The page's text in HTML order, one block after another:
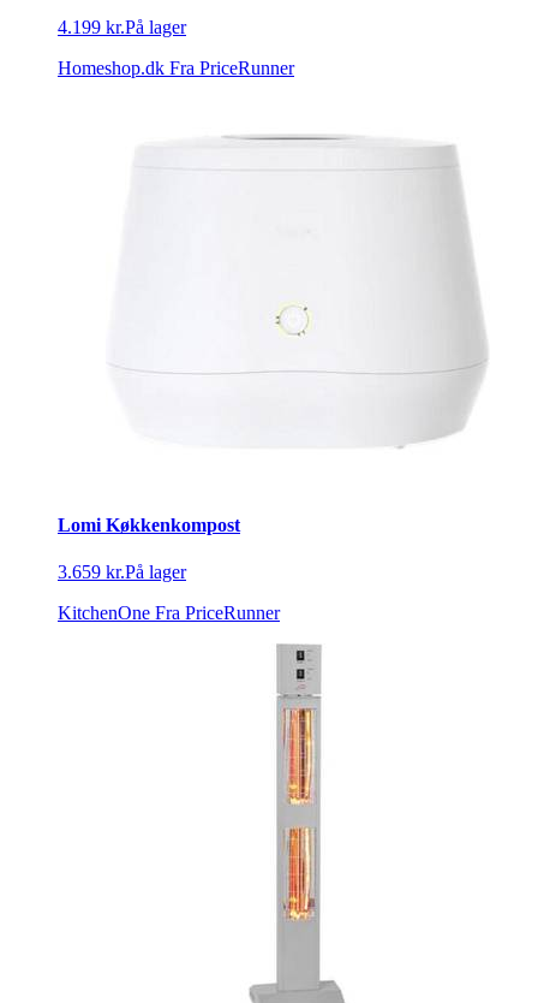
4.199 kr.På lager
Homeshop.dk Fra PriceRunner
Lomi Køkkenkompost
3.659 kr.På lager
KitchenOne Fra PriceRunner